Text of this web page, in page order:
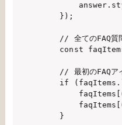
    });
// 全てのFAQ質
const
// 最初のFAQア
if
    }